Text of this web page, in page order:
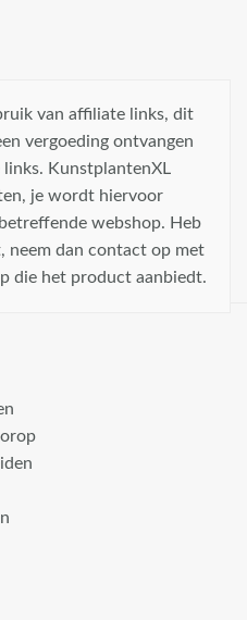
van affiliate links, dit
vergoeding ontvangen
links. KunstplantenXL
je wordt hiervoor
webshop. Heb
neem dan contact op met
die het product aanbiedt.